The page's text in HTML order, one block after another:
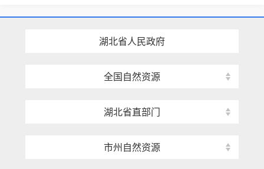
湖北省人民政府
全国自然资源
湖北省直部门
市州自然资源